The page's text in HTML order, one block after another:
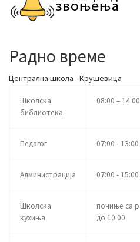
Радно време
Централна школа - Крушевица
Школска
библиотека
08:00 – 14:00
Педагог 07:00 - 13:00
Администрација 07:00 - 15:00
Школска
кухиња
почиње са
до 10:00